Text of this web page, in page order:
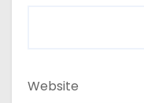
Website